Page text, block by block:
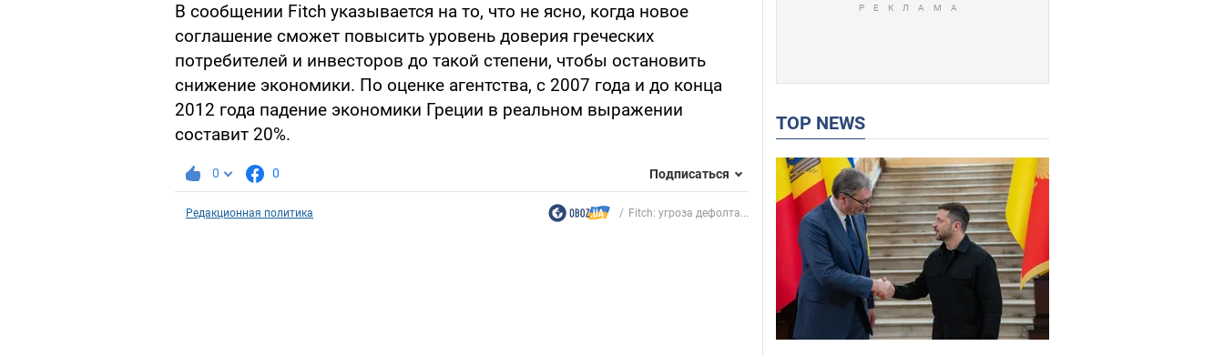
В сообщении Fitch указывается на то, что не ясно, когда новое
соглашение сможет повысить уровень доверия греческих
потребителей и инвесторов до такой степени, чтобы остановить
снижение экономики. По оценке агентства, с 2007 года и до конца
2012 года падение экономики Греции в реальном выражении
составит 20%.
0 0 Подписаться
Редакционная политика Fitch: угроза дефолта...
TOP NEWS